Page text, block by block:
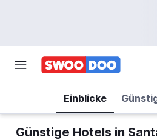
Einblicke
Günstige Hotels in